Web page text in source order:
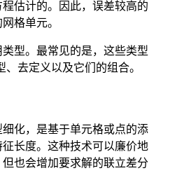
估计的。因此，误差较高的
格单元。
型。最常见的是，这些类型
、去定义以及它们的组合。
细化，是基于单元格或点的添
长度。这种技术可以廉价地
也会增加要求解的联立差分